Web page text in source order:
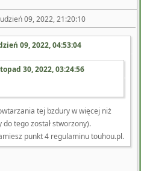
09, 2022, 21:20:10
09, 2022, 04:53:04
30, 2022, 03:24:56
tej bzdury w więcej niż
tego został stworzony).
punkt 4 regulaminu touhou.pl.